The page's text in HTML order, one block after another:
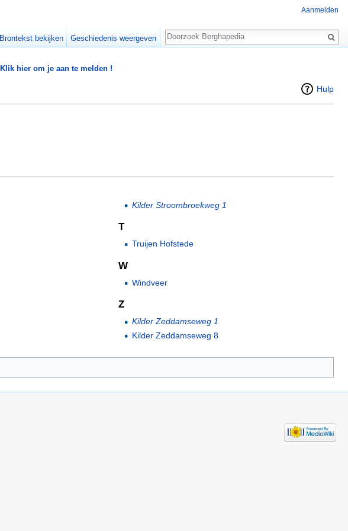
Klik hier om je aan te melden !
Hulp
Kilder Stroombroekweg 1
T
Truijen Hofstede
W
Windveer
Z
Kilder Zeddamseweg 1
Kilder Zeddamseweg 8
Aanmelden
Brontekst bekijken Geschiedenis weergeven
Zoeken